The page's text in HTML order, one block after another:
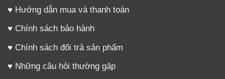
♥ Hướng dẫn mua và thanh toán
♥ Chính sách bảo hành
♥ Chính sách đổi trả sản phẩm
♥ Những câu hỏi thường gặp